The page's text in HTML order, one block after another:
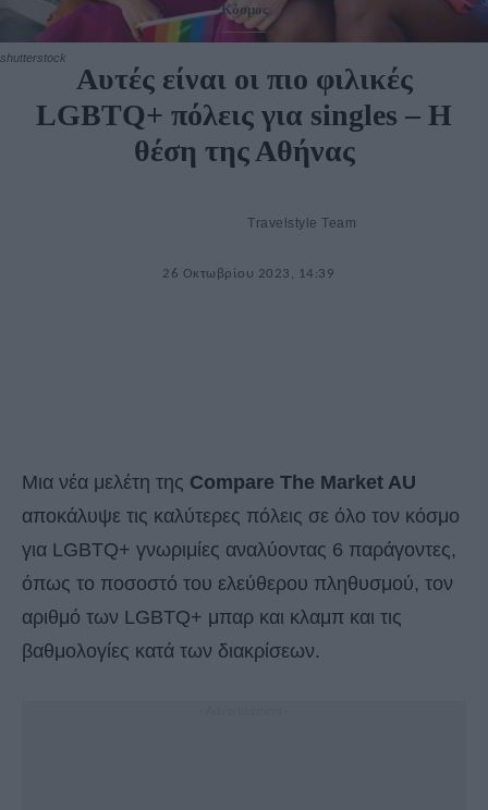
shutterstock
Κόσμος
Αυτές είναι οι πιο φιλικές
LGBTQ+ πόλεις για singles – Η
θέση της Αθήνας
Travelstyle Team
26 Οκτωβρίου 2023, 14:39
Μια νέα μελέτη της Compare The Market AU
αποκάλυψε τις καλύτερες πόλεις σε όλο τον κόσμο
για LGBTQ+ γνωριμίες αναλύοντας 6 παράγοντες,
όπως το ποσοστό του ελεύθερου πληθυσμού, τον
αριθμό των LGBTQ+ μπαρ και κλαμπ και τις
βαθμολογίες κατά των διακρίσεων.